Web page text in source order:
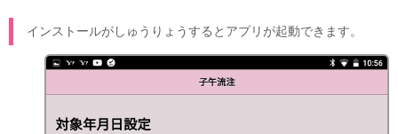
インストールがしゅうりょうするとアプリが起動できます。